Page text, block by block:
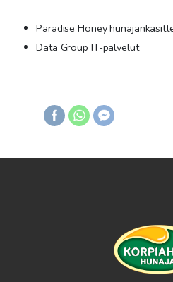
Paradise Honey
Data Group IT-palvelut